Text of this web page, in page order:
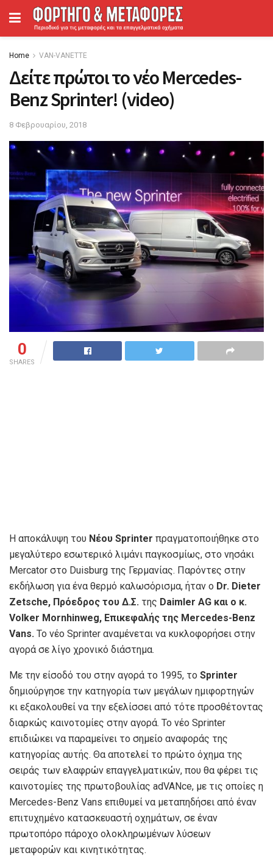
Home VAN-VANETTΕ
Δείτε πρώτοι το νέο Mercedes-
Benz Sprinter! (video)
8 Φεβρουαρίου, 2018
0
SHARES
Η αποκάλυψη του Νέου Sprinter πραγματοποιήθηκε στο
μεγαλύτερο εσωτερικό λιμάνι παγκοσμίως, στο νησάκι
Mercator στο Duisburg της Γερμανίας. Παρόντες στην
εκδήλωση για ένα θερμό καλωσόρισμα, ήταν ο Dr. Dieter
Zetsche, Πρόεδρος του Δ.Σ. της Daimler AG και ο κ.
Volker Mornhinweg, Επικεφαλής της Mercedes-Benz
Vans. Το νέο Sprinter αναμένεται να κυκλοφορήσει στην
αγορά σε λίγο χρονικό διάστημα.
Με την είσοδό του στην αγορά το 1995, το Sprinter
δημιούργησε την κατηγορία των μεγάλων ημιφορτηγών
κι εξακολουθεί να την εξελίσσει από τότε προσθέτοντας
διαρκώς καινοτομίες στην αγορά. Το νέο Sprinter
επιδιώκει να παραμείνει το σημείο αναφοράς της
κατηγορίας αυτής. Θα αποτελεί το πρώτο όχημα της
σειράς των ελαφρών επαγγελματικών, που θα φέρει τις
καινοτομίες της πρωτοβουλίας adVANce, με τις οποίες η
Mercedes-Benz Vans επιθυμεί να μεταπηδήσει από έναν
επιτυχημένο κατασκευαστή οχημάτων, σε έναν
πρωτοπόρο πάροχο ολοκληρωμένων λύσεων
μεταφορών και κινητικότητας.